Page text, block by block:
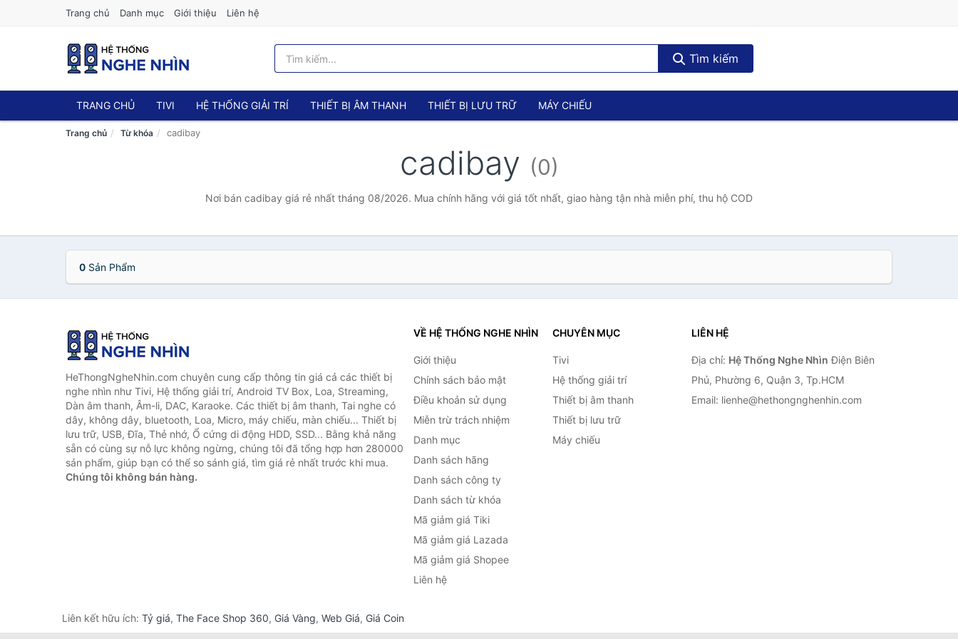
Trang chủ Danh mục Giới thiệu Liên hệ
Tìm kiếm
TRANG CHỦ TIVI HỆ THỐNG GIẢI TRÍ THIẾT BỊ ÂM THANH THIẾT BỊ LƯU TRỮ MÁY CHIẾU
Trang chủ Từ khóa cadibay
cadibay (0)
Nơi bán cadibay giá rẻ nhất tháng 08/2026. Mua chính hãng với giá tốt nhất, giao hàng tận nhà miễn phí, thu hộ COD
0 Sản Phẩm
HeThongNgheNhin.com chuyên cung cấp thông tin giá cả các thiết bị
nghe nhìn như Tivi, Hệ thống giải trí, Android TV Box, Loa, Streaming,
Dàn âm thanh, Âm-li, DAC, Karaoke. Các thiết bị âm thanh, Tai nghe có
dây, không dây, bluetooth, Loa, Micro, máy chiếu, màn chiếu... Thiết bị
lưu trữ, USB, Đĩa, Thẻ nhớ, Ổ cứng di động HDD, SSD... Bằng khả năng
sẵn có cùng sự nỗ lực không ngừng, chúng tôi đã tổng hợp hơn 280000
sản phẩm, giúp bạn có thể so sánh giá, tìm giá rẻ nhất trước khi mua.
Chúng tôi không bán hàng.
VỀ HỆ THỐNG NGHE NHÌN
Giới thiệu
Chính sách bảo mật
Điều khoản sử dụng
Miễn trừ trách nhiệm
Danh mục
Danh sách hãng
Danh sách công ty
Danh sách từ khóa
Mã giảm giá Tiki
Mã giảm giá Lazada
Mã giảm giá Shopee
Liên hệ
CHUYÊN MỤC
Tivi
Hệ thống giải trí
Thiết bị âm thanh
Thiết bị lưu trữ
Máy chiếu
LIÊN HỆ
Địa chỉ: Hệ Thống Nghe Nhìn Điện Biên
Phủ, Phường 6, Quận 3, Tp.HCM
Email: lienhe@hethongnghenhin.com
Liên kết hữu ích: Tỷ giá, The Face Shop 360, Giá Vàng, Web Giá, Giá Coin